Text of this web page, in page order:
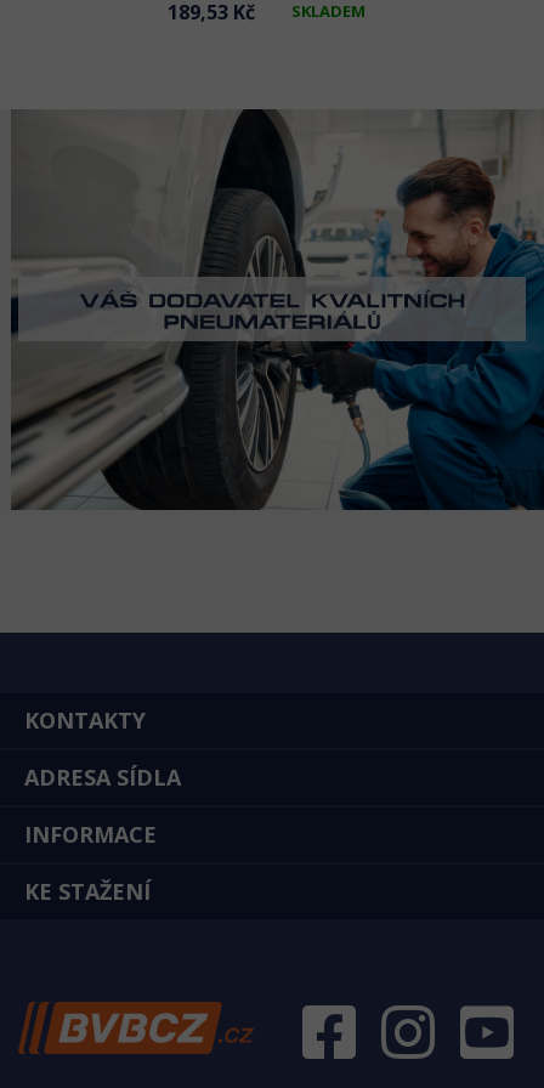
189,53 Kč SKLADEM
KONTAKTY
ADRESA SÍDLA
INFORMACE
KE STAŽENÍ